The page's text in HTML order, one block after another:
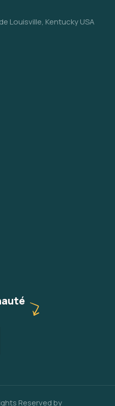
Louisville, Kentucky USA
Reserved by